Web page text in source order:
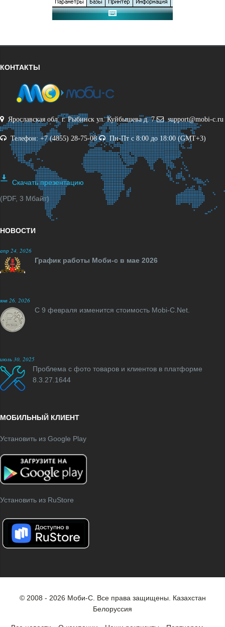
КОНТАКТЫ
Ярославская обл. г. Рыбинск ул. Куйбышева д. 7 support@mobi-c.ru
Телефон: +7 (4855) 28-75-08 Пн-Пт с 8:00 до 18:00 (GMT+3)
Скачать презентацию
(PDF, 3 Мбайт)
НОВОСТИ
апр 24, 2026
График работы Моби-с в мае 2026
янв 26, 2026
С 9 февраля изменится стоимость Mobi-C.Net.
июль 30, 2025
Проблема с фото товаров и клиентов в платформе
8.3.27.1644
МОБИЛЬНЫЙ КЛИЕНТ
Установить из Google Play
Установить из RuStore
© 2008 - 2026 Моби-С. Все права защищены. Казахстан
Белоруссия